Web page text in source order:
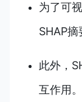
为了可
SHAP摘
此外，
互作用。